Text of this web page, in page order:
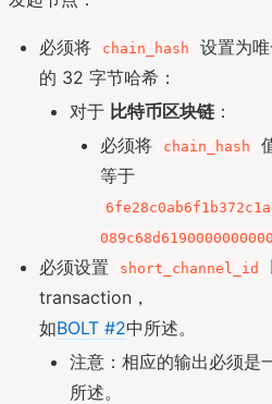
必须将 chain_hash
设置为
的 32 字节哈希：
对于 比特币区块链 ：
必须将
chain_hash
等于
089c68d6190000000000
必须设置
short_channel_id
transaction，
如BOLT #2中所述。
注意：相应的输出必须是
所述。